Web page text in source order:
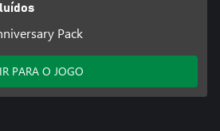
Pack
IR PARA O JOGO